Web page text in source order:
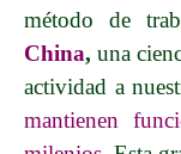
método de
China, una
actividad a
mantienen